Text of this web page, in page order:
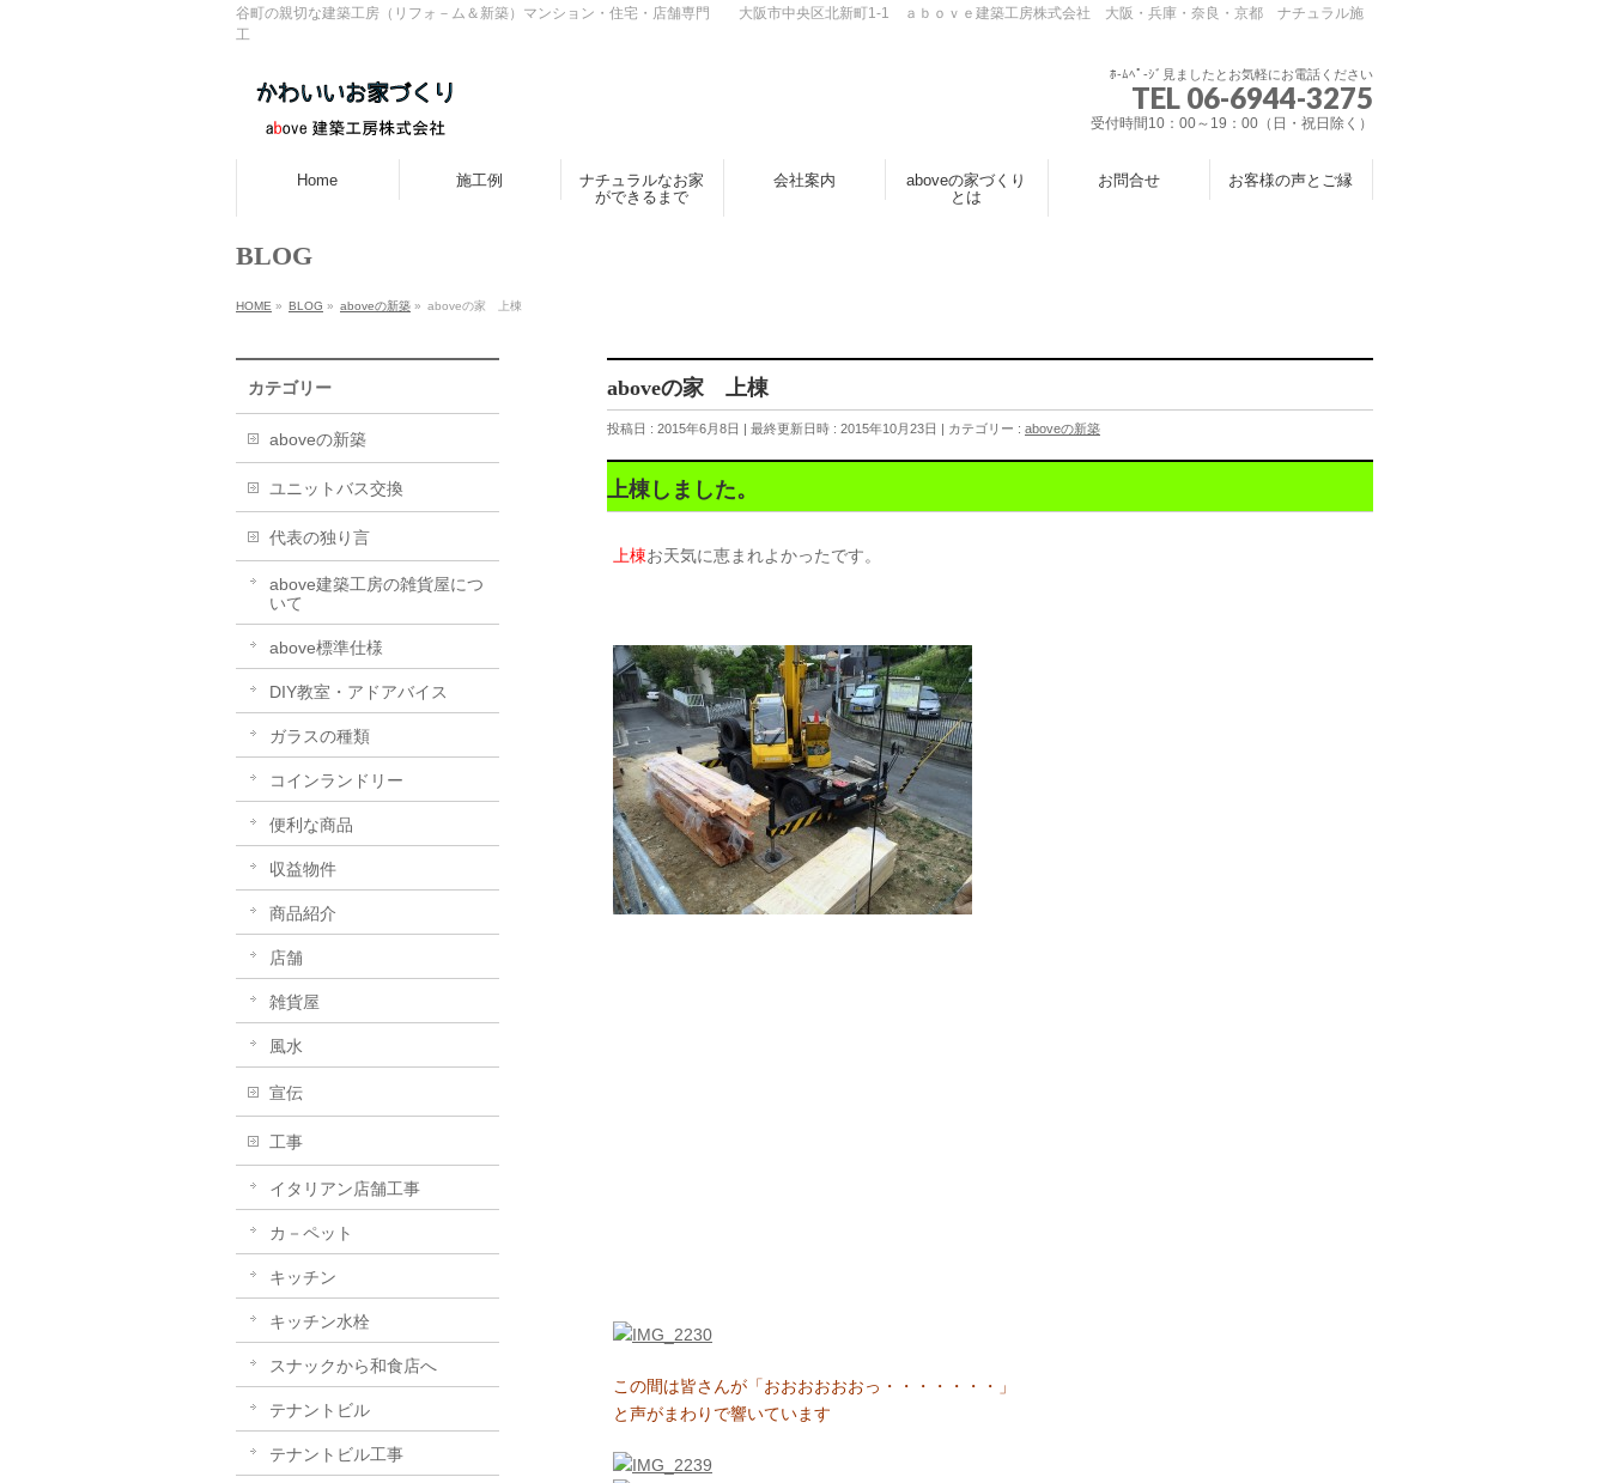
谷町の親切な建築工房（リフォ－ム＆新築）マンション・住宅・店舗専門 大阪市中央区北新町1-1 ａｂｏｖｅ建築工房株式会社 大阪・兵庫・奈良・京都 ナチュラル施
工
ﾎ-ﾑﾍﾟ-ｼﾞ見ましたとお気軽にお電話ください
TEL 06-6944-3275
受付時間10：00～19：00（日・祝日除く）
Home 施工例
ナチュラルなお家
ができるまで
会社案内
aboveの家づくり
とは
お問合せ お客様の声とご縁
BLOG
HOME » BLOG » aboveの新築 » aboveの家 上棟
aboveの家 上棟
投稿日 : 2015年6月8日 最終更新日時 : 2015年10月23日 カテゴリー : aboveの新築
上棟しました。
上棟お天気に恵まれよかったです。
この間は皆さんが「おおおおおおっ・・・・・・・」
と声がまわりで響いています
カテゴリー
aboveの新築
ユニットバス交換
代表の独り言
above建築工房の雑貨屋につ
いて
above標準仕様
DIY教室・アドアバイス
ガラスの種類
コインランドリー
便利な商品
収益物件
商品紹介
店舗
雑貨屋
風水
宣伝
工事
イタリアン店舗工事
カ－ペット
キッチン
キッチン水栓
スナックから和食店へ
テナントビル
テナントビル工事